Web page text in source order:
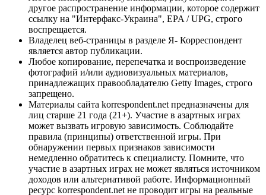
другое распространение информации, которое содержит
ссылку на "Интерфакс-Украина", EPA / UPG, строго
воспрещается.
Владелец веб-страницы в разделе Я- Корреспондент
является автор публикации.
Любое копирование, перепечатка и воспроизведение
фотографий и/или аудиовизуальных материалов,
принадлежащих правообладателю Getty Images, строго
запрещено.
Материалы сайта korrespondent.net предназначены для
лиц старше 21 года (21+). Участие в азартных играх
может вызвать игровую зависимость. Соблюдайте
правила (принципы) ответственной игры. При
обнаружении первых признаков зависимости
немедленно обратитесь к специалисту. Помните, что
участие в азартных играх не может являться источником
доходов или альтернативой работе. Информационный
ресурс korrespondent.net не проводит игры на реальные